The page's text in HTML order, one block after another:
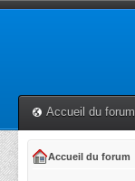
Accueil du forum
Accueil du forum